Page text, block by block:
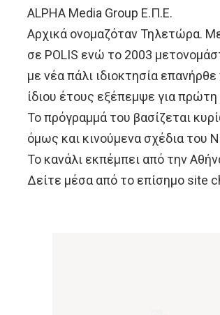
ALPHA Media Group Ε.Π.Ε.
Αρχικά ονομαζόταν Τηλετώρα.
σε POLIS ενώ το 2003
με νέα πάλι ιδιοκτησία
ίδιου έτους εξέπεμψε για
Το πρόγραμμά του βασίζεται
όμως και κινούμενα σχέδια του
Το κανάλι εκπέμπει από την
Δείτε μέσα από το επίσημο site